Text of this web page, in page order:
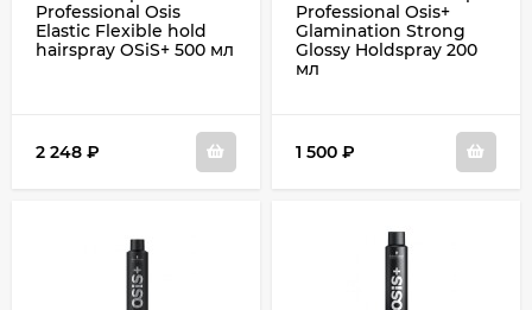
Professional Osis
Elastic Flexible hold
hairspray OSiS+ 500 мл
2 248 ₽
Professional Osis+
Glamination Strong
Glossy Holdspray 200
мл
1 500 ₽